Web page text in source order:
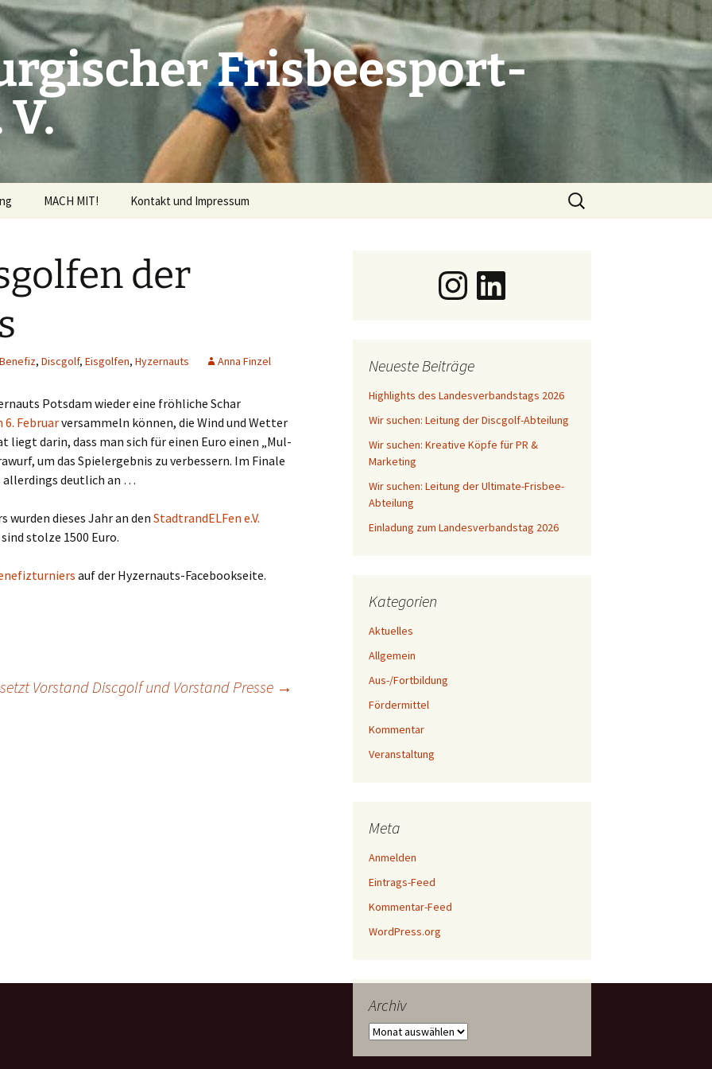
Frisbeesport-
beantragen
MACH MIT! Kontakt und Impressum
Suchen
nach:
der
Benefiz, Discgolf, Eisgolfen, Hyzernauts Anna Finzel
Pots­dam wie­der eine fröh­li­che Schar
6. Febru­arver­sam­meln kön­nen, die Wind und Wet­ter
liegt dar­in, dass man sich für einen Euro einen „Mul­
um das Spiel­ergeb­nis zu ver­bes­sern. Im Fina­le
aller­dings deut­lich an …
wur­den die­ses Jahr an den Stadt­ran­d­EL­Fen e.V.
stol­ze 1500 Euro.
auf der Hyzernauts-Facebookseite.
Vorstand Discgolf und Vorstand Presse →
Instagram
LinkedIn
Neueste Beiträge
Highlights des Landesverbandstags 2026
Wir suchen: Leitung der Discgolf-Abteilung
Wir suchen: Kreative Köpfe für PR &
Marketing
Wir suchen: Leitung der Ultimate-Frisbee-
Abteilung
Einladung zum Landesverbandstag 2026
Kategorien
Aktuelles
Allgemein
Aus-/Fortbildung
Fördermittel
Kommentar
Veranstaltung
Meta
Anmelden
Eintrags-Feed
Kommentar-Feed
WordPress.org
Archiv
Archiv